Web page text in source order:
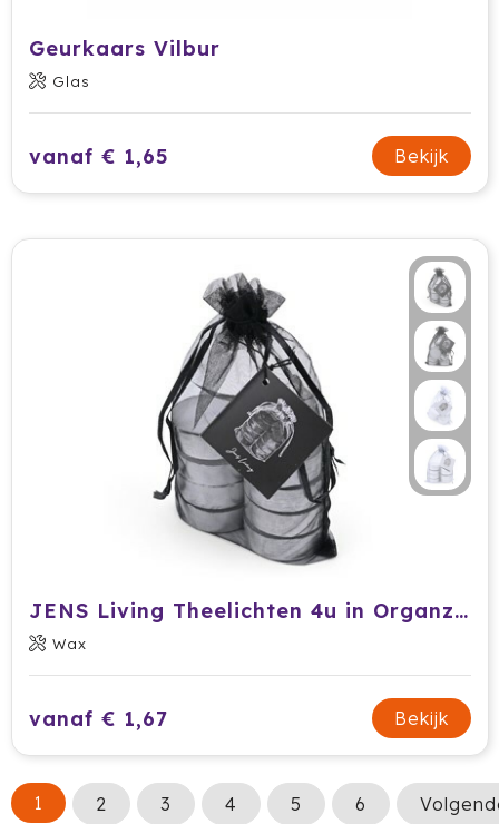
Geurkaars Vilbur
Glas
vanaf € 1,65 Bekijk
JENS Living Theelichten 4u in Organza Zak 8/
Wax
vanaf € 1,67 Bekijk
1 2 3 4 5 6